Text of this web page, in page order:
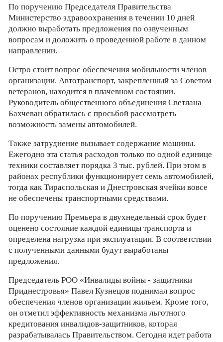
По поручению Председателя Правительства
Министерство здравоохранения в течении 10 дней
должно выработать предложения по озвученным
вопросам и доложить о проведенной работе в данном
направлении.
Остро стоит вопрос обеспечения мобильности членов
организации. Автотранспорт, закрепленный за Советом
ветеранов, находится в плачевном состоянии.
Руководитель общественного объединения Светлана
Бахчеван обратилась с просьбой рассмотреть
возможность замены автомобилей.
Также затруднение вызывает содержание машины.
Ежегодно эта статья расходов только по одной единице
техники составляет порядка 3 тыс. рублей. При этом в
районах республики функционирует семь автомобилей,
тогда как Тираспольская и Днестровская ячейки вовсе
не обеспечены транспортными средствами.
По поручению Премьера в двухнедельный срок будет
оценено состояние каждой единицы транспорта и
определена нагрузка при эксплуатации. В соответствии
с полученными данными будут выработаны
предложения.
Председатель РОО «Инвалиды войны - защитники
Приднестровья» Павел Кузнецов поднимал вопрос
обеспечения членов организации жильем. Кроме того,
он отметил эффективность механизма льготного
кредитования инвалидов-защитников, которая
разрабатывалась Правительством. Сегодня идет работа